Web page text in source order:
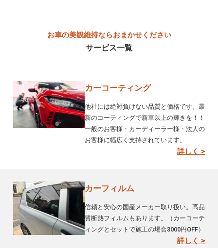
お車の美観維持ならおまかせください
サービス一覧
カーコーティング
他社には絶対負けない品質と価格です。最
新のコーティングで新車以上の輝きを！！
一般のお客様・カーディーラー様・法人の
お客様に幅広く支持されています。
詳しく >
カーフィルム
信頼と安心の国産メーカー取り扱い。高品
質断熱フィルムもあります。（カーコーテ
ィングとセットで施工の場合3000円OFF）
詳しく >